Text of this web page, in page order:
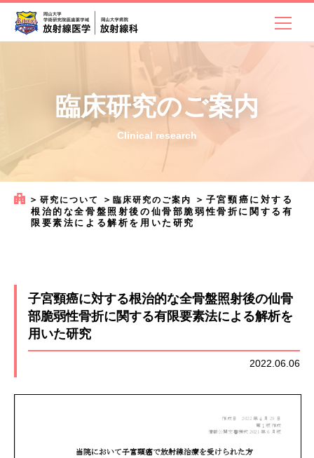
臨床研究のご案内
Clinical research
＞ 研究について ＞臨床研究のご案内 ＞ 子宮頸癌に対する
根治的な全骨盤照射後の仙骨部脆弱性骨折に関する有
限要素法による解析を用いた研究
子宮頸癌に対する根治的な全骨盤照射後の仙骨
部脆弱性骨折に関する有限要素法による解析を
用いた研究
2022.06.06